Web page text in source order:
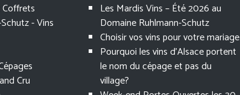
- Vins
Cru
Les Mardis Vins – Été 2026 au
Domaine Ruhlmann-Schutz
Choisir vos vins pour votre mariage
Pourquoi les vins d’Alsace portent
le nom du cépage et pas du
village?